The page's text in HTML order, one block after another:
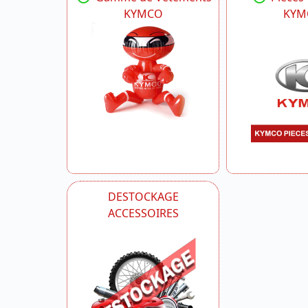
KYMCO
DESTOCKAGE
ACCESSOIRES